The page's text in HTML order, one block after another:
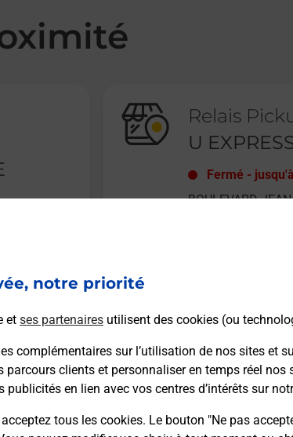
notre priorité
et ses partenaires utilisent des cookies (ou
complémentaires sur l’utilisation de nos sites et
parcours clients et personnaliser en temps réel
publicités en lien avec vos centres d’intérêts sur
tous les cookies. Le bouton "Ne pas
Relais
U
Fermé - jusqu'à
BOULEVARD